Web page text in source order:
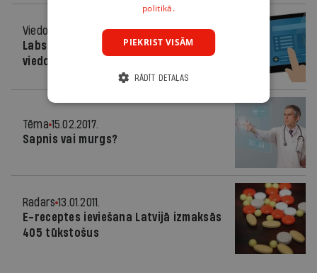
Viedoklis
16.01.2018.
Labs nāk ar gaidīšanu – farmaceita
viedoklis par e-veselību
Tēma 15.02.2017.
Sapnis vai murgs?
Radars 13.01.2011.
E-receptes ieviešana Latvijā izmaksās
405 tūkstošus
politikā.
PIEKRIST VISĀM
RĀDĪT DETAĻAS